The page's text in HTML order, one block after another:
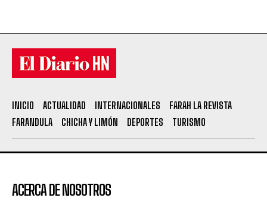
INICIO ACTUALIDAD INTERNACIONALES
FARAH LA REVISTA
FARANDULA
CHICHA Y LIMÓN DEPORTES TURISMO
ACERCA DE NOSOTROS